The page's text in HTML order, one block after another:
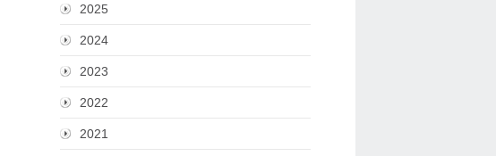
2025
2024
2023
2022
2021